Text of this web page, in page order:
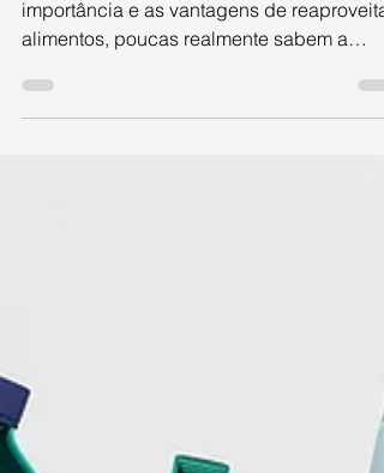
Apesar de muitas pessoas saberem a
importância e as vantagens de reaproveitar
alimentos, poucas realmente sabem a
incrível gama de...